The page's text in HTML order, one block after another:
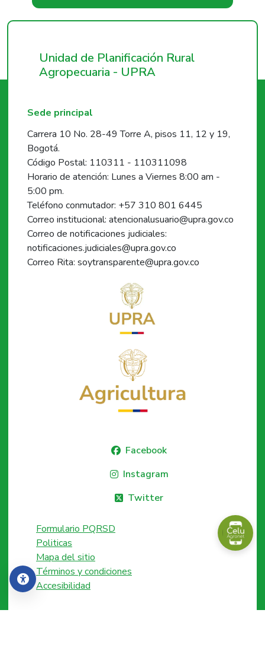
Accesibilidad
Unidad de Planificación Rural
Agropecuaria - UPRA
Sede principal
Carrera 10 No. 28-49 Torre A, pisos 11, 12 y 19,
Bogotá.
Código Postal: 110311 - 110311098
Horario de atención: Lunes a Viernes 8:00 am -
5:00 pm.
Teléfono conmutador: +57 310 801 6445
Correo institucional: atencionalusuario@upra.gov.co
Correo de notificaciones judiciales:
notificaciones.judiciales@upra.gov.co
Correo Rita: soytransparente@upra.gov.co
Facebook
Instagram
Twitter
Formulario PQRSD
Politicas
Mapa del sitio
Términos y condiciones
Accesibilidad